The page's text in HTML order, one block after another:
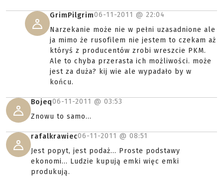
GrimPilgrim06-11-2011 @ 22:04
Narzekanie może nie w pełni uzasadnione ale
ja mimo że rusofilem nie jestem to czekam aż
któryś z producentów zrobi wreszcie PKM.
Ale to chyba przerasta ich możliwości. może
jest za duża? kij wie ale wypadało by w
końcu.
Bojeq06-11-2011 @ 03:53
Znowu to samo...
rafalkrawiec06-11-2011 @ 08:51
Jest popyt, jest podaż... Proste podstawy
ekonomi... Ludzie kupują emki więc emki
produkują.